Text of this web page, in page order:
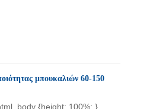
μπουκαλιών 60-150
body {height: 100%; }